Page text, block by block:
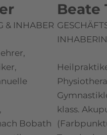
& INHABER
Bobath
Beate
INHABERIN
klass.